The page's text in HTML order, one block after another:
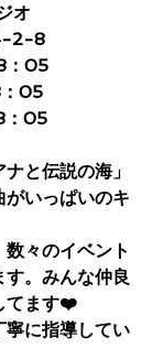
オ
2-8
：05
：05
：05
と伝説の海」
いっぱいのキ
々のイベント
。みんな仲良
てます❤️
寧に指導してい